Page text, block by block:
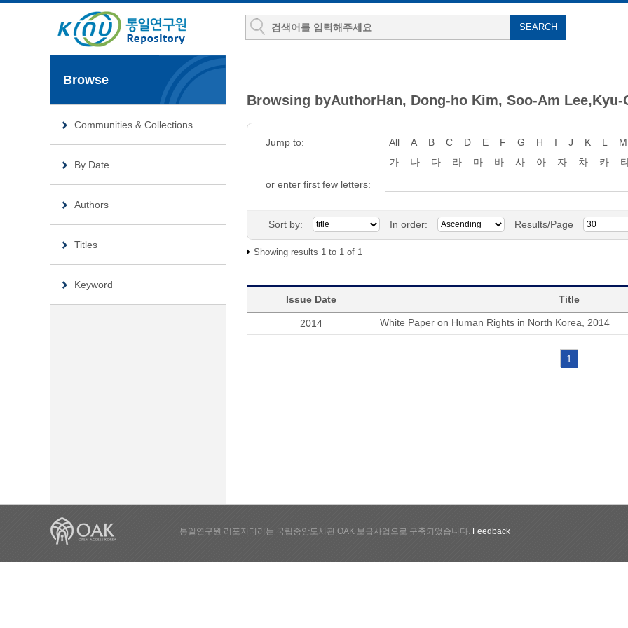
Browse
Communities & Collections
By Date
Authors
Titles
Keyword
Browsing byAuthorHan, Dong-ho Kim, Soo-Am
Jump to: All A B C D E F G H I J K L
M
가
나 다 라 마 바 사 아 자 차 카
or enter first few letters:
Sort by: In order: Results/Page
Showing results 1 to 1 of 1
Issue Date Title
2014 White Paper on Human Rights in North Korea, 2014
1
통일연구원 리포지터리는 국립중앙도서관 OAK 보급사업으로 구축되었습니다. Feedback